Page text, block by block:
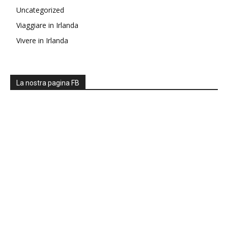
Uncategorized
Viaggiare in Irlanda
Vivere in Irlanda
La nostra pagina FB